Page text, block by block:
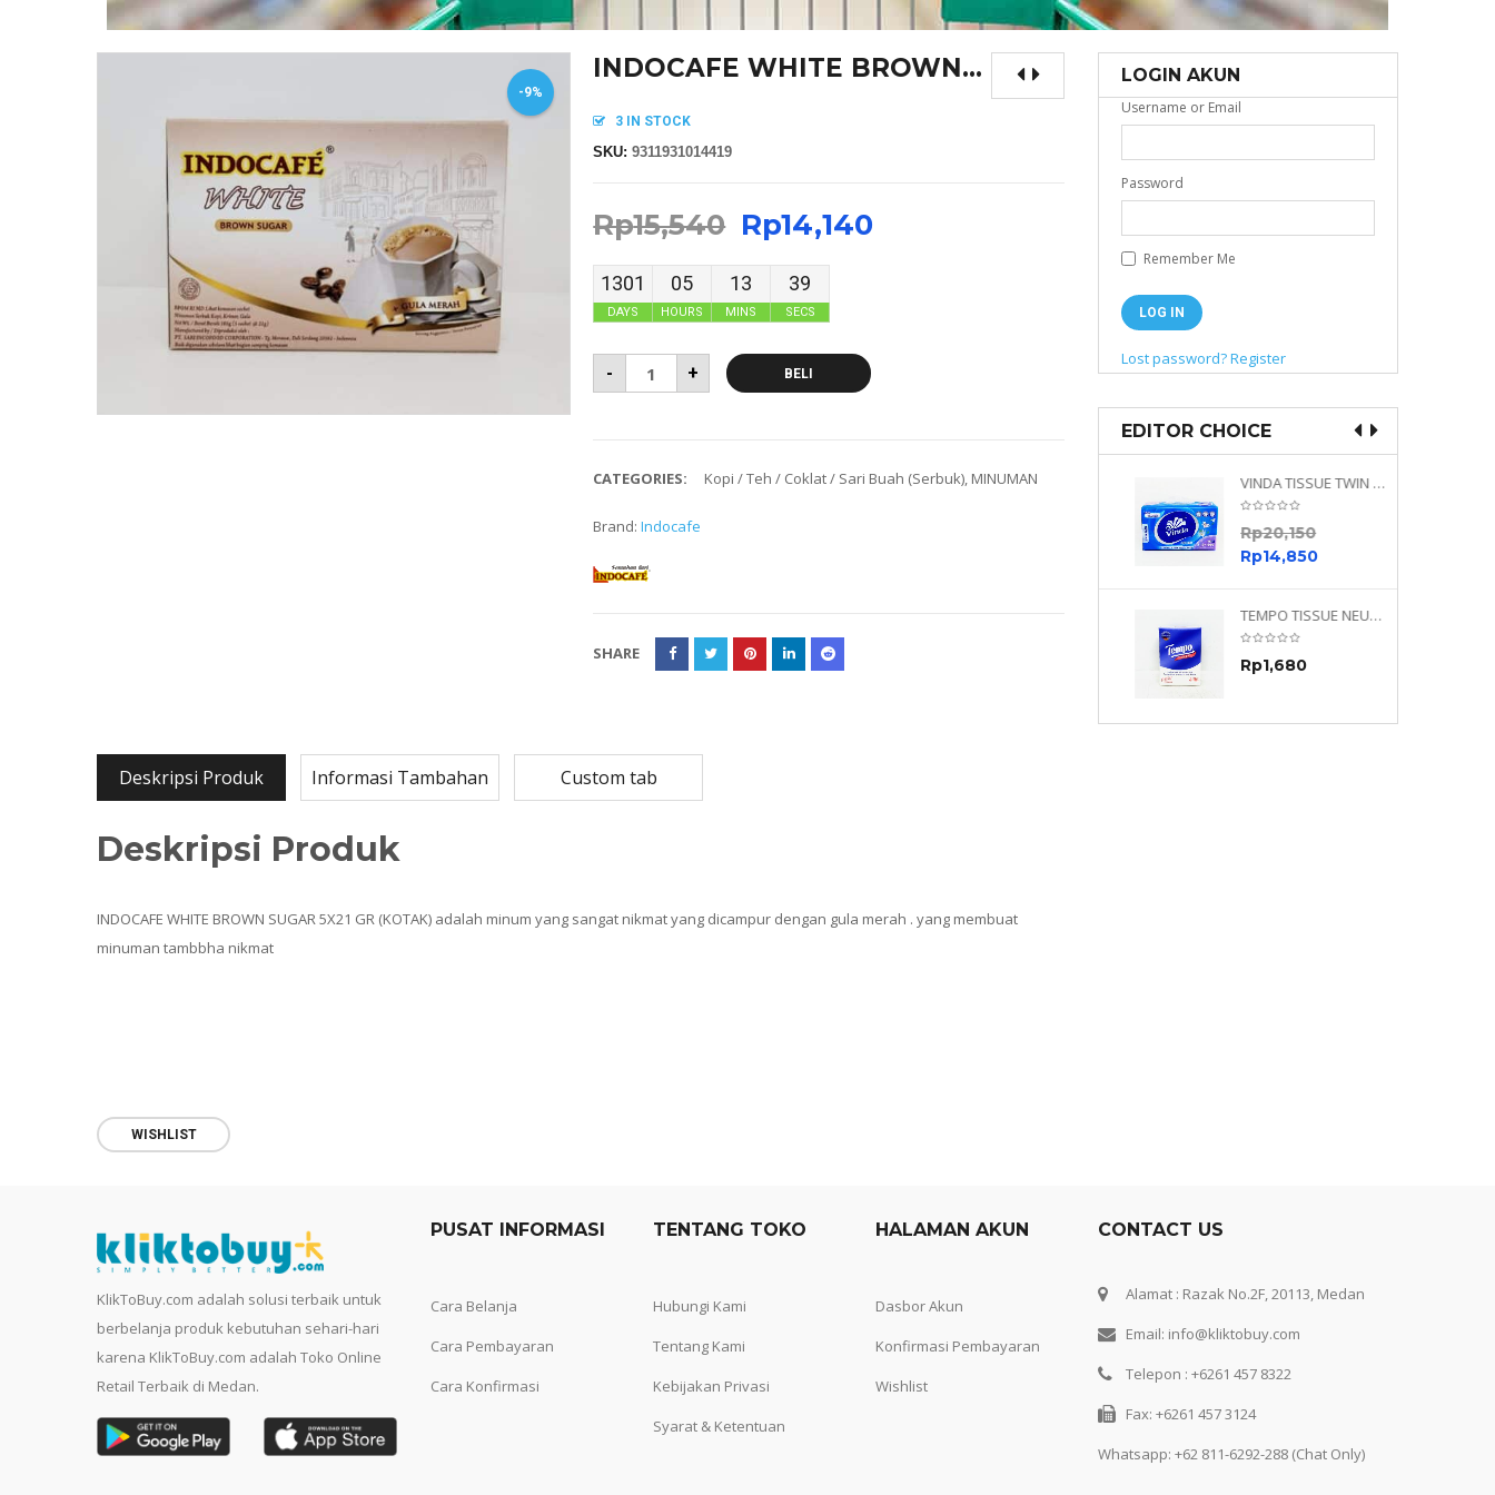
-9%
INDOCAFE WHITE BROWN...
3 IN STOCK
SKU:9311931014419
Rp15,540 Rp14,140
1301
DAYS
05
HOURS
13
MINS
39
SECS
- + BELI
CATEGORIES: Kopi / Teh / Coklat / Sari Buah (Serbuk), MINUMAN
Brand:Indocafe
SHARE
Deskripsi Produk Informasi Tambahan Custom tab
Deskripsi Produk
INDOCAFE WHITE BROWN SUGAR 5X21 GR (KOTAK) adalah minum yang sangat nikmat yang dicampur dengan gula merah . yang membuat
minuman tambbha nikmat
WISHLIST
LOGIN AKUN
Username or Email
Password
Remember Me
Lost password?Register
EDITOR CHOICE
MASKER SENSI HEADLOOP WANITA
Rp108,780
Rp 93,850
VINDA TISSUE TWIN PACK 2 X 330 S
Rp20,150
Rp14,850
TEMPO TISSUE NEUTRAL PETIT 4PLY
Rp1,680
KlikToBuy.com adalah solusi terbaik untuk
berbelanja produk kebutuhan sehari-hari
karena KlikToBuy.com adalah Toko Online
Retail Terbaik di Medan.
PUSAT INFORMASI
Cara Belanja
Cara Pembayaran
Cara Konfirmasi
TENTANG TOKO
Hubungi Kami
Tentang Kami
Kebijakan Privasi
Syarat & Ketentuan
HALAMAN AKUN
Dasbor Akun
Konfirmasi Pembayaran
Wishlist
CONTACT US
Alamat : Razak No.2F, 20113, Medan
Email: info@kliktobuy.com
Telepon : +6261 457 8322
Fax: +6261 457 3124
Whatsapp: +62 811-6292-288 (Chat Only)